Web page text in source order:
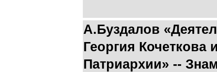
А.Буздалов
Георгия
Патриархии» --